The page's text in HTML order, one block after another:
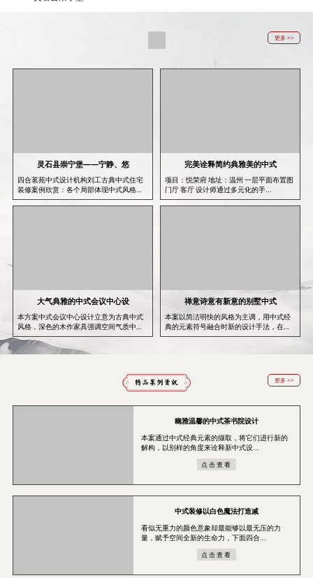
更多 >>
灵石县崇宁堡——宁静、悠
四合茗苑中式设计机构刘工古典中式住宅
装修案例欣赏：各个局部体现中式风格
设...
完美诠释简约典雅美的中式
项目：悦荣府 地址：温州 一层平面布置图
门厅 客厅 设计师通过多元化的手...
大气典雅的中式会议中心设
本方案中式会议中心设计立意为古典中式
风格，深色的木作家具强调空间气质中
的...
禅意诗意有新意的别墅中式
本案以简洁明快的风格为主调，用中式经
典的元素符号融合时新的设计手法，在严
肃...
更多 >>
幽雅温馨的中式茶书院设计
本案通过中式经典元素的撷取，将它们进行新的
解构，以别样的角度来诠释新中式设...
点击查看
中式装修以白色魔法打造减
看似无重力的颜色意象却最能够以最无压的力
量，赋予空间全新的生命力，下面四合...
点击查看